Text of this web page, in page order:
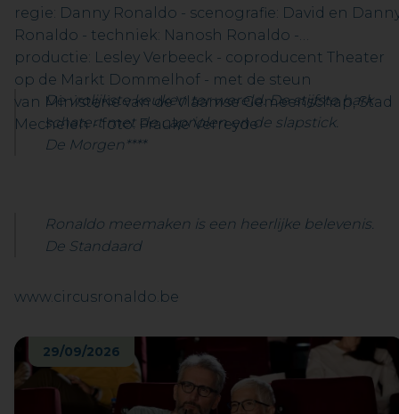
regie: Danny Ronaldo - scenografie: David en
Ronaldo - techniek: Nanosh Ronaldo -
productie: Lesley Verbeeck - coproducent Theater
op de Markt Dommelhof - met de steun
van Ministerie van de Vlaamse Gemeenschap, Stad
Mechelen - foto: Frauke Verreyde
De vrolijkste keuken ter wereld. De stijfste hark
schatert met de capriolen en de slapstick.
De Morgen****
Ronaldo meemaken is een heerlijke belevenis.
De Standaard
www.circusronaldo.be
29/09/2026